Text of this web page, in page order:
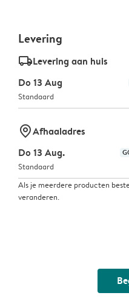
Levering
delivery_standard_v2Levering aan huis
Do 13 Aug
Standaard
marker-pinAfhaaladres
Do 13 Aug.
Standaard
Als je meerdere producten
veranderen.